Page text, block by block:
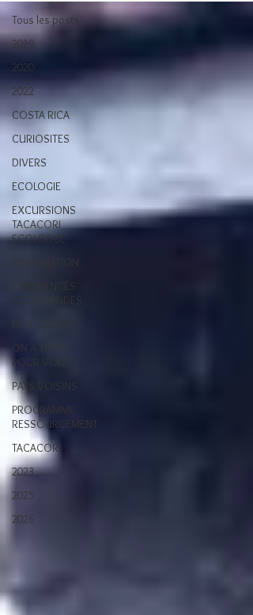
Tous les posts
2019
2020
2022
COSTA RICA
CURIOSITES
DIVERS
ECOLOGIE
EXCURSIONS
TACACORI
ECOLODGE
EXPATRIATION
EXPERIENCES
GOURMANDES
NOS CLIENTS
POUR VOUS
PAYS VOISINS
PROGRAMME
RESSOURCEMENT
TACACORI
2023
2025
2026